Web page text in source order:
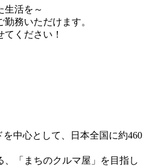
生活を～
務いただけます。
ください！
中心として、日本全国に約460
、「まちのクルマ屋」を目指し